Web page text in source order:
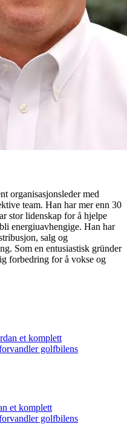
organisasjonsleder med
team. Han har mer enn 30
stor lidenskap for å hjelpe
energiuavhengige. Han har
salg og
Som en entusiastisk gründer
forbedring for å vokse og
et komplett
golfbilens